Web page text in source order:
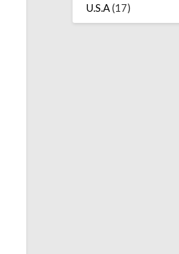
U.S.A(17)